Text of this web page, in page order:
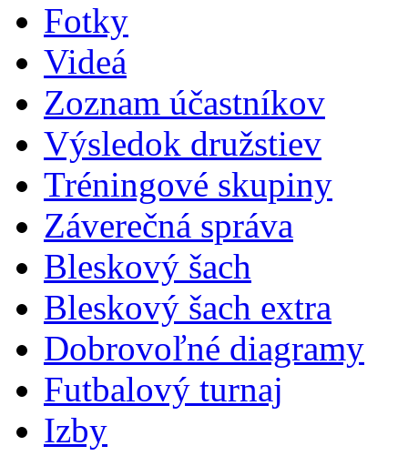
Fotky
Videá
Zoznam účastníkov
Výsledok družstiev
Tréningové skupiny
Záverečná správa
Bleskový šach
Bleskový šach extra
Dobrovoľné diagramy
Futbalový turnaj
Izby